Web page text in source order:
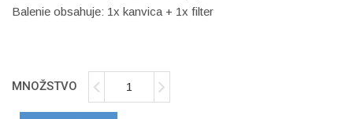
Balenie obsahuje: 1x kanvica + 1x filter
MNOŽSTVO